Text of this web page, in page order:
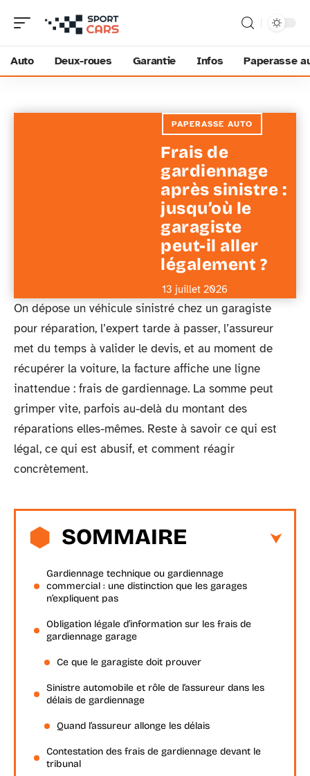
Auto Deux-roues Garantie Infos Paperasse
PAPERASSE AUTO
Frais de
gardiennage
après sinistre :
jusqu’où le
garagiste
peut-il aller
légalement ?
13 juillet 2026
On dépose un véhicule sinistré chez un garagiste
pour réparation, l’expert tarde à passer, l’assureur
met du temps à valider le devis, et au moment de
récupérer la voiture, la facture affiche une ligne
inattendue : frais de gardiennage. La somme peut
grimper vite, parfois au-delà du montant des
réparations elles-mêmes. Reste à savoir ce qui est
légal, ce qui est abusif, et comment réagir
concrètement.
SOMMAIRE
Gardiennage technique ou gardiennage
commercial : une distinction que les garages
n’expliquent pas
Obligation légale d’information sur les frais de
gardiennage garage
Ce que le garagiste doit prouver
Sinistre automobile et rôle de l’assureur dans les
délais de gardiennage
Quand l’assureur allonge les délais
Contestation des frais de gardiennage devant le
tribunal